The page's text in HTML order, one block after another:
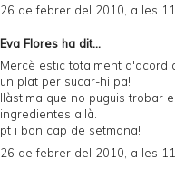
26 de febrer del 2010, a les
Eva Flores ha dit...
Mercè estic totalment d'acord
un plat per sucar-hi pa!
llàstima que no puguis trobar
ingredientes allà.
pt i bon cap de setmana!
26 de febrer del 2010, a les